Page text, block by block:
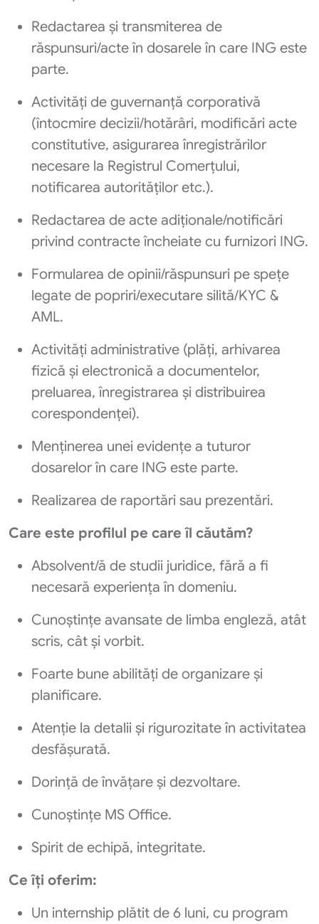
Redactarea și transmiterea de
răspunsuri/acte în dosarele în care ING este
parte.
Activități de guvernanță corporativă
(întocmire decizii/hotărâri, modificări acte
constitutive, asigurarea înregistrărilor
necesare la Registrul Comerțului,
notificarea autorităților etc.).
Redactarea de acte adiționale/notificări
privind contracte încheiate cu furnizori ING.
Formularea de opinii/răspunsuri pe spețe
legate de popriri/executare silită/KYC &
AML.
Activități administrative (plăți, arhivarea
fizică și electronică a documentelor,
preluarea, înregistrarea și distribuirea
corespondenței).
Menținerea unei evidențe a tuturor
dosarelor în care ING este parte.
Realizarea de raportări sau prezentări.
Care este profilul pe care îl căutăm?
Absolvent/ă de studii juridice, fără a fi
necesară experiența în domeniu.
Cunoștințe avansate de limba engleză, atât
scris, cât și vorbit.
Foarte bune abilități de organizare și
planificare.
Atenție la detalii și rigurozitate în activitatea
desfășurată.
Dorință de învățare și dezvoltare.
Cunoștințe MS Office.
Spirit de echipă, integritate.
Ce îți oferim:
Un internship plătit de 6 luni, cu program